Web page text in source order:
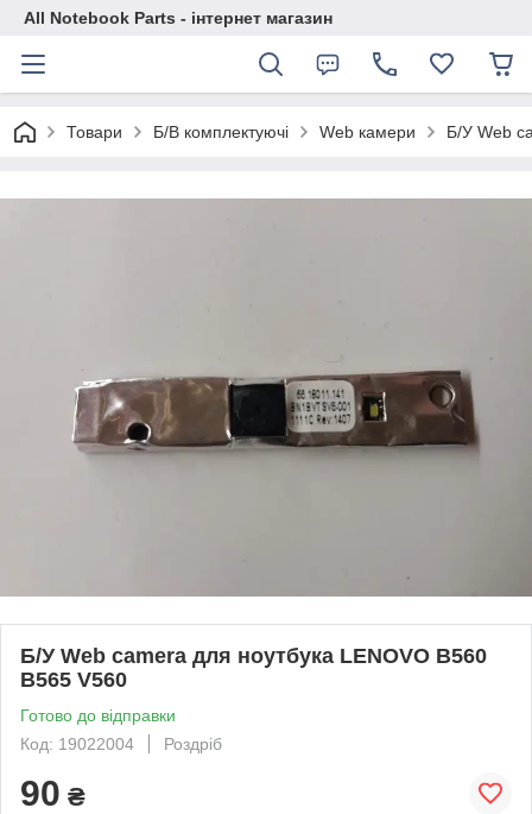
All Notebook Parts - інтернет магазин
Товари Б/В комплектуючі Web камери Б/У Web
Б/У Web camera для ноутбука LENOVO B560
B565 V560
Готово до відправки
Код: 19022004
Роздріб
90 ₴